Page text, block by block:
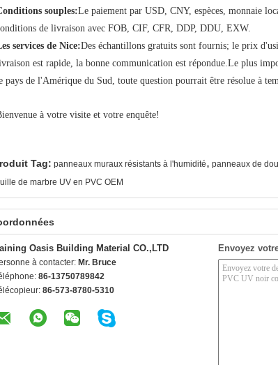
souples:Le paiement par USD, CNY, espèces, monnaie
de livraison avec FOB, CIF, CFR, DDP, DDU, EXW.
services de Nice:Des échantillons gratuits sont fournis; le prix
est rapide, la bonne communication est répondue.Le plus
pays de l'Amérique du Sud, toute question pourrait être résolue à
à votre visite et votre enquête!
Tag: panneaux muraux résistants à l'humidité, panneaux de
de marbre UV en PVC OEM
Oasis Building Material CO.,LTD
à contacter: Mr. Bruce
86-13750789842
86-573-8780-5310
Envoyez